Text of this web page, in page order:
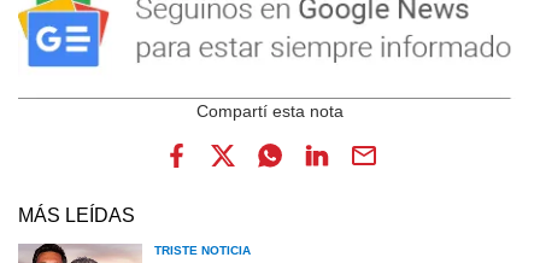
MÁS LEÍDAS
TRISTE NOTICIA